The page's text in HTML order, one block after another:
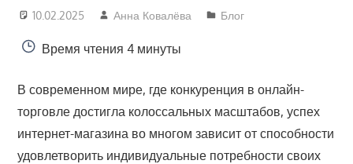
10.02.2025 Анна Ковалёва Блог
Время чтения 4 минуты
В современном мире, где конкуренция в онлайн-
торговле достигла колоссальных масштабов, успех
интернет-магазина во многом зависит от способности
удовлетворить индивидуальные потребности своих